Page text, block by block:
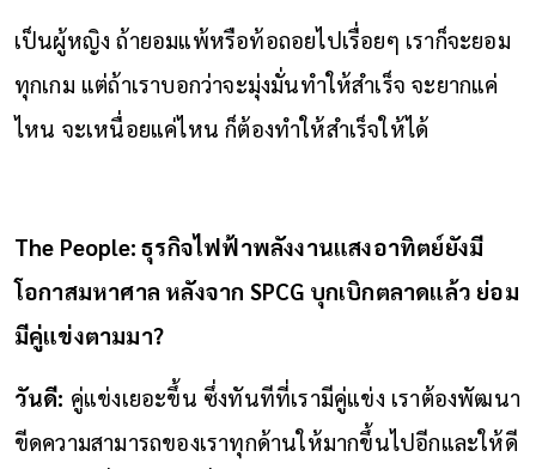
เป็นผู้หญิง ถ้ายอมแพ้หรือท้อถอยไปเรื่อยๆ เราก็จะยอม
ทุกเกม แต่ถ้าเราบอกว่าจะมุ่งมั่นทำให้สำเร็จ จะยากแค่
ไหน จะเหนื่อยแค่ไหน ก็ต้องทำให้สำเร็จให้ได้
The People: ธุรกิจไฟฟ้าพลังงานแสงอาทิตย์ยังมี
โอกาสมหาศาล หลังจาก SPCG บุกเบิกตลาดแล้ว ย่อม
มีคู่แข่งตามมา?
วันดี: คู่แข่งเยอะขึ้น ซึ่งทันทีที่เรามีคู่แข่ง เราต้องพัฒนา
ขีดความสามารถของเราทุกด้านให้มากขึ้นไปอีกและให้ดี